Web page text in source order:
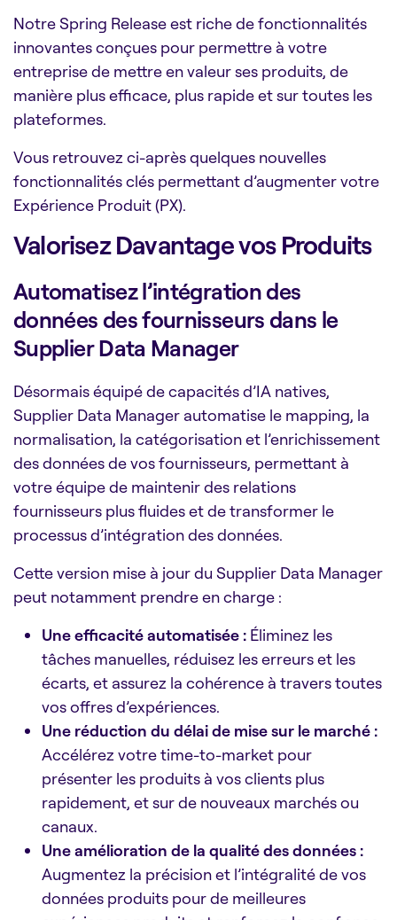
Notre Spring Release est riche de fonctionnalités
innovantes conçues pour permettre à votre
entreprise de mettre en valeur ses produits, de
manière plus efficace, plus rapide et sur toutes les
plateformes.
Vous retrouvez ci-après quelques nouvelles
fonctionnalités clés permettant d’augmenter votre
Expérience Produit (PX).
Valorisez Davantage vos Produits
Automatisez l’intégration des
données des fournisseurs dans le
Supplier Data Manager
Désormais équipé de capacités d’IA natives,
Supplier Data Manager automatise le mapping, la
normalisation, la catégorisation et l’enrichissement
des données de vos fournisseurs, permettant à
votre équipe de maintenir des relations
fournisseurs plus fluides et de transformer le
processus d’intégration des données.
Cette version mise à jour du Supplier Data Manager
peut notamment prendre en charge :
Une efficacité automatisée : Éliminez les
tâches manuelles, réduisez les erreurs et les
écarts, et assurez la cohérence à travers toutes
vos offres d’expériences.
Une réduction du délai de mise sur le marché :
Accélérez votre time-to-market pour
présenter les produits à vos clients plus
rapidement, et sur de nouveaux marchés ou
canaux.
Une amélioration de la qualité des données :
Augmentez la précision et l’intégralité de vos
données produits pour de meilleures